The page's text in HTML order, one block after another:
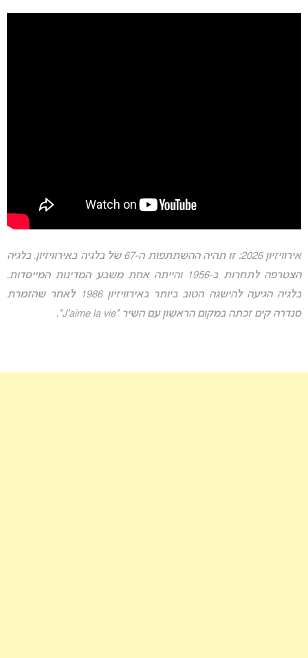
אירוויזיון 2026: זו תהיה ההשתתפות ה-67 של בלגיה באירוויזיון. בלגיה
הצטרפה לתחרות ב-1956 והייתה אחת משבע המדינות המייסדות.
בלגיה הגיעה להישגה הטוב ביותר באירוויזיון 1986 לאחר שהזמרת
סנדרה קים זכתה במקום הראשון עם השיר “J’aime la vie”.